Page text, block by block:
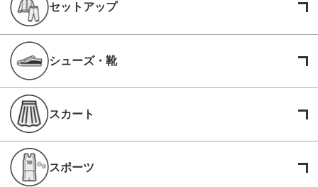
セットアップ
シューズ・靴
スカート
スポーツ